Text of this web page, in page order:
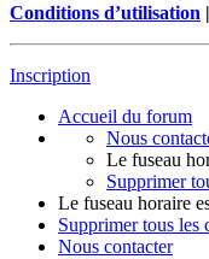
Conditions d’utilisation |
Inscription
Accueil du forum
Nous
Le fuseau
Supprimer
Le fuseau horaire
Supprimer tous les
Nous contacter